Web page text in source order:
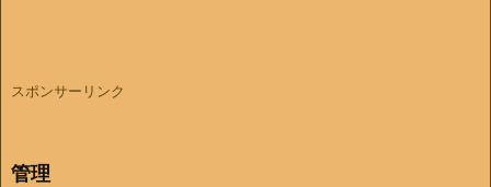
スポンサーリンク
管理